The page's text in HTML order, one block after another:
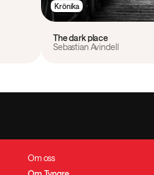
Krönika
The dark place
Sebastian Avindell
Om oss